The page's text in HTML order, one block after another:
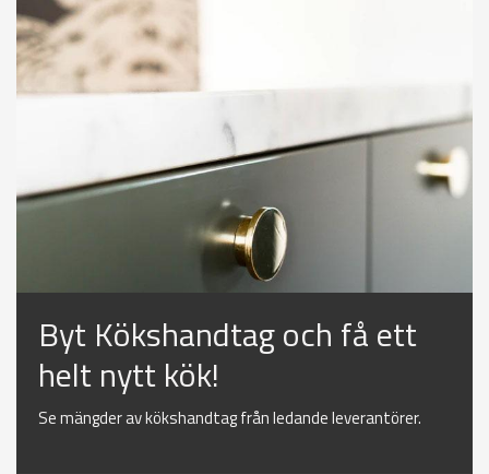
Byt Kökshandtag och få ett
helt nytt kök!
Se mängder av kökshandtag från ledande leverantörer.